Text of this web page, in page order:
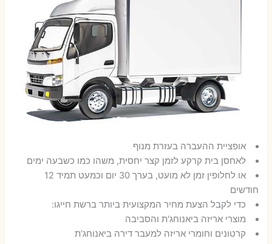
אופציית ההעברה בעזרת מנוף
לאחסן בית קרקע לזמן קצר יחסית, משהו כמו כשבעה ימים
או לחלופין זמן לא מועט, בערך 30 יום וכמעט תמיד 12
חודשים
כדי לקבל הצעת מחיר המקצועית ביותר ברשת חייגו:
מוצרי אריזה ביאנוחג'ת והסביבה
קרטונים וחומרי אריזה למעבר דירה ביאנוחג'ת